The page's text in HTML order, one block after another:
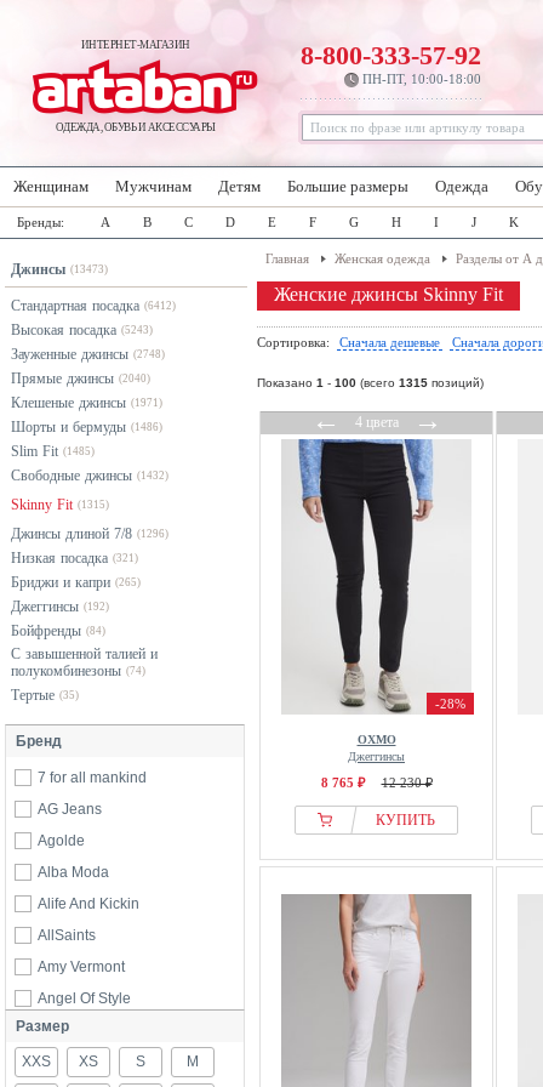
ИНТЕРНЕТ-МАГАЗИН
ОДЕЖДА, ОБУВЬ И АКСЕССУАРЫ
8-800-333-57-92
ПН-ПТ, 10:00-18:00
Женщинам Мужчинам Детям Большие размеры Одежда
Бренды: A B C D E F G H I J K
Джинсы (13473)
Стандартная посадка (6412)
Высокая посадка (5243)
Зауженные джинсы (2748)
Прямые джинсы (2040)
Клешеные джинсы (1971)
Шорты и бермуды (1486)
Slim Fit (1485)
Свободные джинсы (1432)
Skinny Fit (1315)
Джинсы длиной 7/8 (1296)
Низкая посадка (321)
Бриджи и капри (265)
Джеггинсы (192)
Бойфренды (84)
С завышенной талией и
полукомбинезоны (74)
Тертые (35)
Бренд
7 for all mankind
AG Jeans
Agolde
Alba Moda
Alife And Kickin
AllSaints
Amy Vermont
Angel Of Style
ANGELS
Apricot
Размер
XXS XS S M
Главная Женская одежда Разделы от А
Женские джинсы Skinny Fit
Сортировка: Сначала дешевые Сначала
Показано 1 - 100 (всего 1315 позиций)
←4 цвета→
-28%
OXMO
Джеггинсы
8 765 ₽ 12 230 ₽
КУПИТЬ